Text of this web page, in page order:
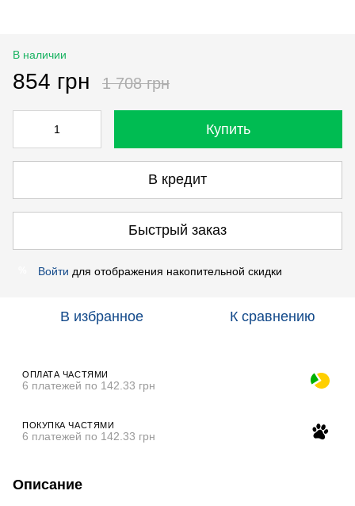
В наличии
854 грн 1 708 грн
Купить
В кредит
Быстрый заказ
Войти для отображения накопительной скидки
В избранное К сравнению
ОПЛАТА ЧАСТЯМИ
6 платежей по 142.33 грн
ПОКУПКА ЧАСТЯМИ
6 платежей по 142.33 грн
Описание